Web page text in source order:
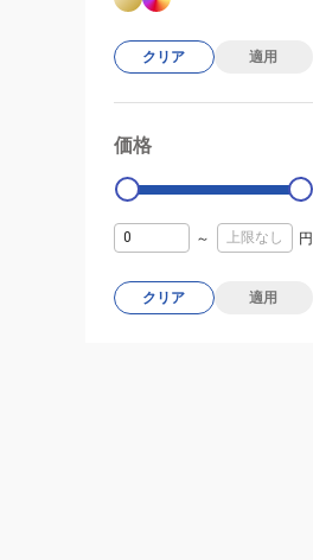
クリア 適用
価格
0
～ 円
クリア 適用